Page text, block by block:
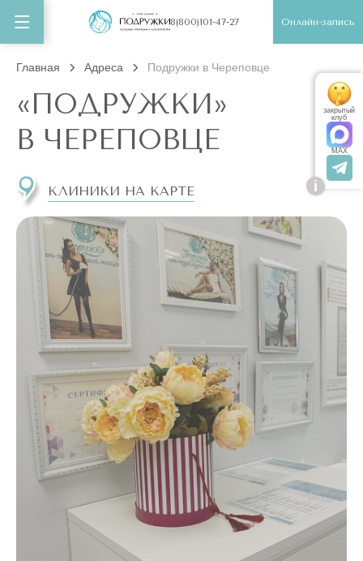
8(800)101-47-27 Онлайн-запись
Главная Адреса Подружки в Череповце
«ПОДРУЖКИ»
В ЧЕРЕПОВЦЕ
КЛИНИКИ НА КАРТЕ i
закрытый
клуб
MAX